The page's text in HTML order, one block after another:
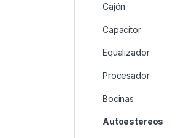
Cajón
Capacitor
Equalizador
Procesador
Bocinas
Autoestereos